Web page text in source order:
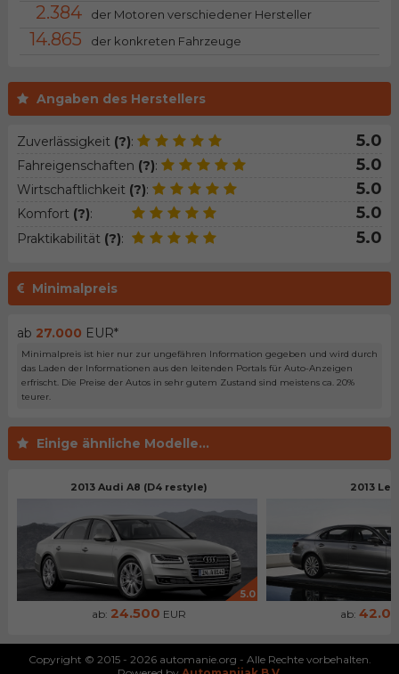
Angaben des Herstellers
Zuverlässigkeit (?): 5.0
Fahreigenschaften (?): 5.0
Wirtschaftlichkeit (?): 5.0
Komfort (?): 5.0
Praktikabilität (?): 5.0
Minimalpreis
ab 27.000 EUR*
Minimalpreis ist hier nur zur ungefähren Information gegeben und wird durch
das Laden der Informationen aus den leitenden Portals für Auto-Anzeigen
erfrischt. Die Preise der Autos in sehr gutem Zustand sind meistens ca. 20%
teurer.
Einige ähnliche Modelle...
2013 Audi A8 (D4 restyle)
5.0
ab: 24.500 EUR
2013
ab:
2.384 der Motoren verschiedener Hersteller
14.865 der konkreten Fahrzeuge
Copyright © 2015 - 2026 automanie.org - Alle Rechte vorbehalten.